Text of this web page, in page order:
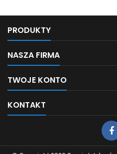
PRODUKTY
NASZA FIRMA
TWOJE KONTO
KONTAKT